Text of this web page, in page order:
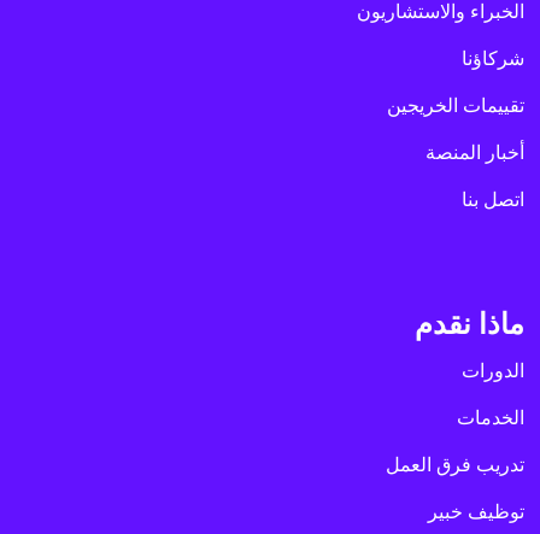
الخبراء والاستشاريون
شركاؤنا
تقييمات الخريجين
أخبار المنصة
اتصل بنا
ماذا نقدم
الدورات
الخدمات
تدريب فرق العمل
توظيف خبير